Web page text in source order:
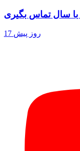
17 روز پیش